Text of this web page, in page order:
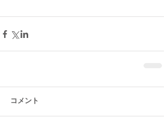
コメント